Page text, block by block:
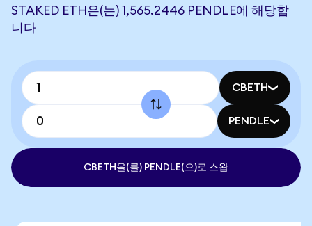
STAKED ETH은(는) 1,565.2446 PENDLE에 해당합
니다
CBETH
PENDLE
CBETH을(를) PENDLE(으)로 스왑